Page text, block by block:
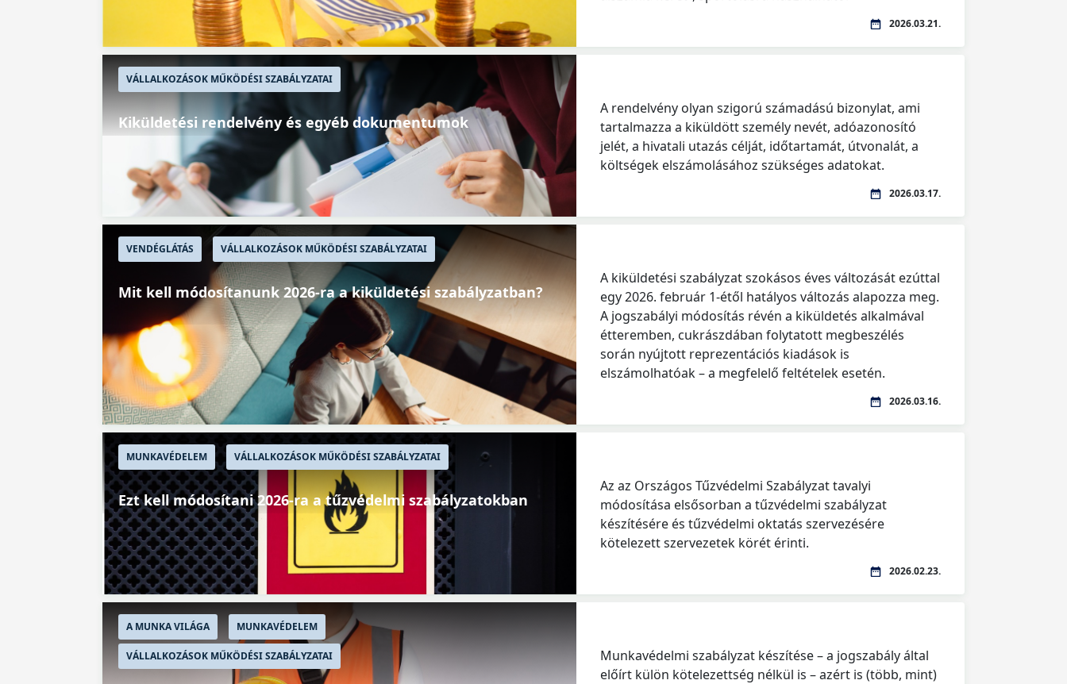
2026.03.21.
VÁLLALKOZÁSOK MŰKÖDÉSI SZABÁLYZATAI
Kiküldetési rendelvény és egyéb dokumentumok
A rendelvény olyan szigorú számadású bizonylat, ami
tartalmazza a kiküldött személy nevét, adóazonosító
jelét, a hivatali utazás célját, időtartamát, útvonalát, a
költségek elszámolásához szükséges adatokat.
2026.03.17.
VENDÉGLÁTÁS VÁLLALKOZÁSOK MŰKÖDÉSI SZABÁLYZATAI
Mit kell módosítanunk 2026-ra a kiküldetési szabályzatban?
A kiküldetési szabályzat szokásos éves változását ezúttal
egy 2026. február 1-étől hatályos változás alapozza meg.
A jogszabályi módosítás révén a kiküldetés alkalmával
étteremben, cukrászdában folytatott megbeszélés
során nyújtott reprezentációs kiadások is
elszámolhatóak – a megfelelő feltételek esetén.
2026.03.16.
MUNKAVÉDELEM VÁLLALKOZÁSOK MŰKÖDÉSI SZABÁLYZATAI
Ezt kell módosítani 2026-ra a tűzvédelmi szabályzatokban
Az az Országos Tűzvédelmi Szabályzat tavalyi
módosítása elsősorban a tűzvédelmi szabályzat
készítésére és tűzvédelmi oktatás szervezésére
kötelezett szervezetek körét érinti.
2026.02.23.
A MUNKA VILÁGA MUNKAVÉDELEM
VÁLLALKOZÁSOK MŰKÖDÉSI SZABÁLYZATAI
Munkavédelmi szabályzat készítése – a jogszabály által
előírt külön kötelezettség nélkül is – azért is (több, mint)